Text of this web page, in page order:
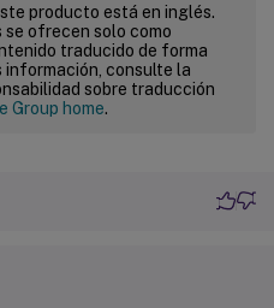
producto está en inglés.
se ofrecen solo como
traducido de forma
información, consulte la
sobre traducción
Group home.